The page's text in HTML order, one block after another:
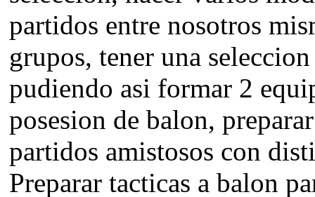
partidos entre nosotros
grupos, tener una
pudiendo asi formar 2
posesion de balon,
partidos amistosos con
Preparar tacticas a balon